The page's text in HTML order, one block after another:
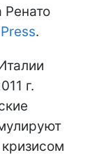
Ренато
.
г.